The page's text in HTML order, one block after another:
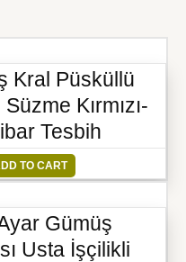
Kral Püsküllü
Kırmızı-
Tesbih
TO CART
Gümüş
Usta İşçilikli